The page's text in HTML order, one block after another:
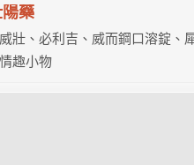
藥
壯、必利吉、威而鋼口溶錠
趣小物